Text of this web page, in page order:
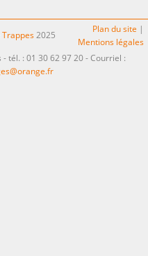
Trappes 2025
Plan du site |
Mentions légales
tél. : 01 30 62 97 20 - Courriel :